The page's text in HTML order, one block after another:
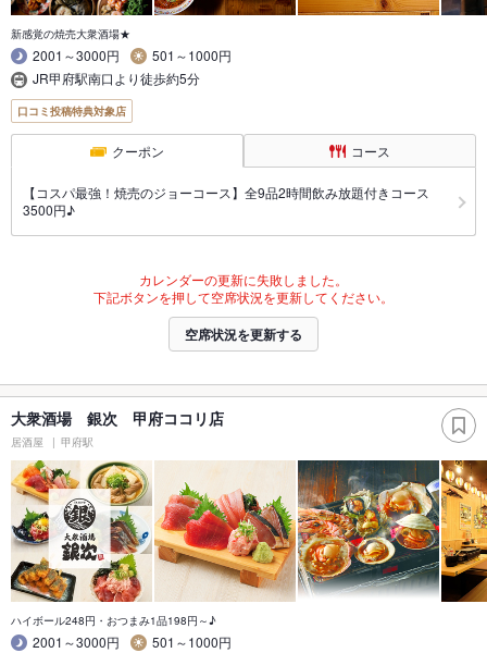
新感覚の焼売大衆酒場★
2001～3000円
501～1000円
JR甲府駅南口より徒歩約5分
口コミ投稿特典対象店
クーポン コース
【コスパ最強！焼売のジョーコース】全9品2時間飲み放題付きコース
3500円♪
カレンダーの更新に失敗しました。
下記ボタンを押して空席状況を更新してください。
空席状況を更新する
大衆酒場 銀次 甲府ココリ店
居酒屋 甲府駅
ハイボール248円・おつまみ1品198円～♪
2001～3000円
501～1000円